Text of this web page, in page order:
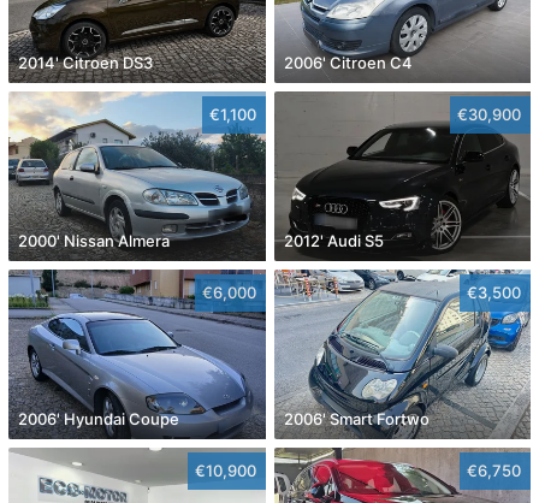
2014' Citroen DS3 2006' Citroen C4
€1,100
2000' Nissan Almera
€30,900
2012' Audi S5
€6,000
2006' Hyundai Coupe
€3,500
2006' Smart Fortwo
€10,900 €6,750